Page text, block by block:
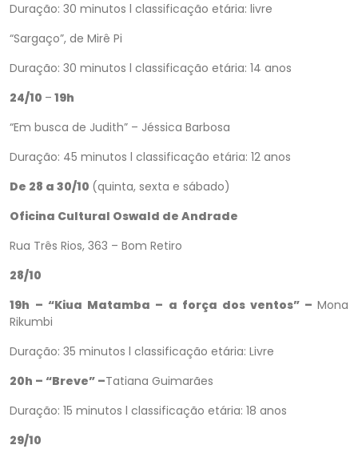
Duração: 30 minutos l classificação etária: livre
“Sargaço”, de Mirê Pi
Duração: 30 minutos l classificação etária: 14 anos
24/10 – 19h
“Em busca de Judith” – Jéssica Barbosa
Duração: 45 minutos l classificação etária: 12 anos
De 28 a 30/10 (quinta, sexta e sábado)
Oficina Cultural Oswald de Andrade
Rua Três Rios, 363 – Bom Retiro
28/10
19h –“Kiua Matamba – a força dos ventos” –Mona
Rikumbi
Duração: 35 minutos l classificação etária: Livre
20h – “Breve” –Tatiana Guimarães
Duração: 15 minutos l classificação etária: 18 anos
29/10